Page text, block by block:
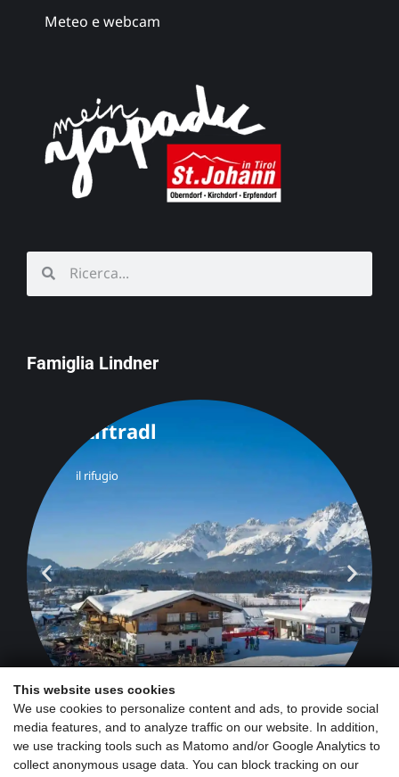
This website uses cookies
We use cookies to personalize content and ads, to provide social
media features, and to analyze traffic on our website. In addition,
we use tracking tools such as Matomo and/or Google Analytics to
collect anonymous usage data. You can block tracking on our
Meteo e webcam
Famiglia Lindner